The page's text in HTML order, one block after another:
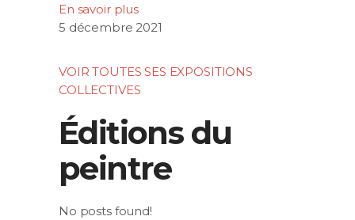
En savoir plus
5 décembre 2021
VOIR TOUTES SES EXPOSITIONS
COLLECTIVES
Éditions du
peintre
No posts found!